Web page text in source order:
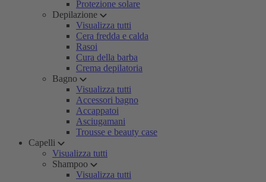
Protezione solare
Depilazione
Visualizza tutti
Cera fredda e calda
Rasoi
Cura della barba
Crema depilatoria
Bagno
Visualizza tutti
Accessori bagno
Accappatoi
Asciugamani
Trousse e beauty case
Capelli
Visualizza tutti
Shampoo
Visualizza tutti